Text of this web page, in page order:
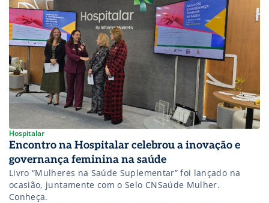
Hospitalar
Encontro na Hospitalar celebrou a inovação e
governança feminina na saúde
Livro “Mulheres na Saúde Suplementar” foi lançado na
ocasião, juntamente com o Selo CNSaúde Mulher.
Conheça.